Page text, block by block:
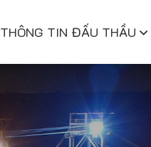
THÔNG TIN ĐẤU THẦU